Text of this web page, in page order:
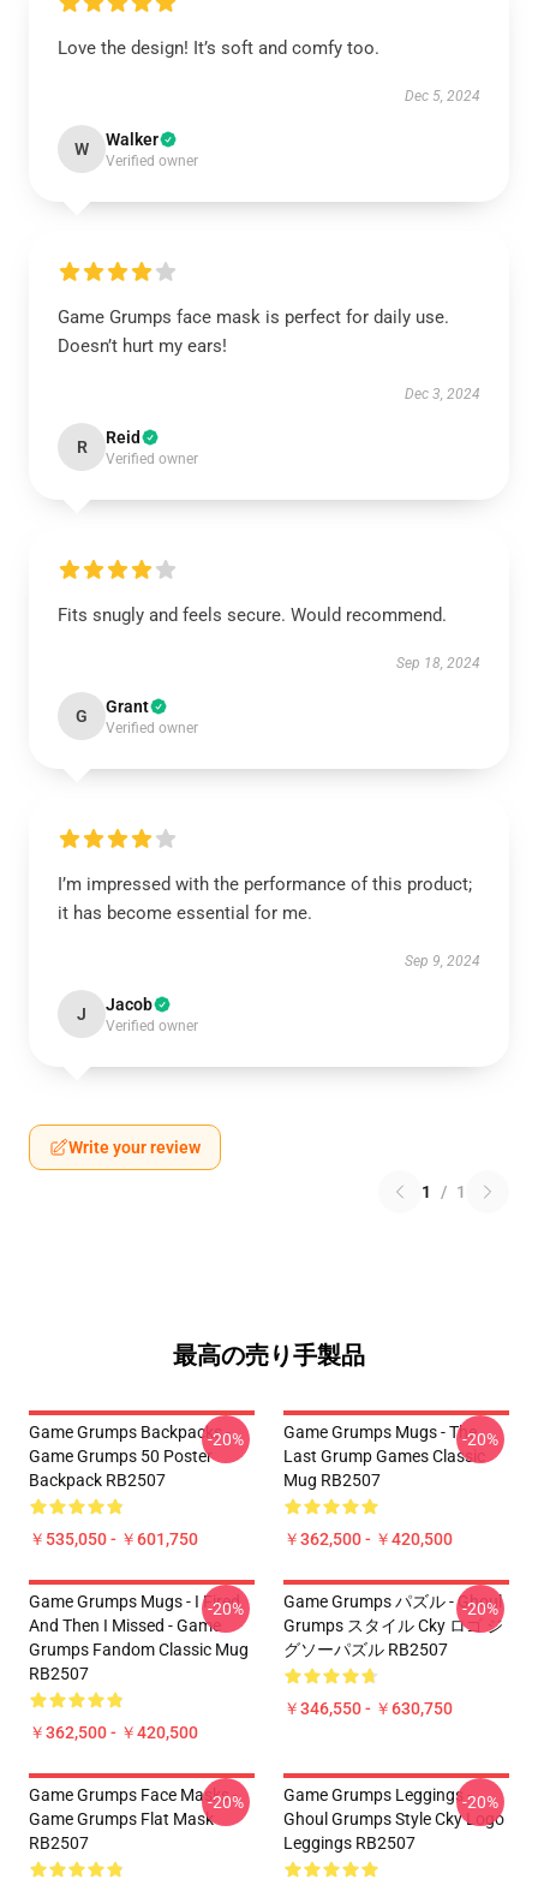
Love the design! It’s soft and comfy too.
Dec 5, 2024
W Walker
Verified owner
Game Grumps face mask is perfect for daily use.
Doesn’t hurt my ears!
Dec 3, 2024
R Reid
Verified owner
Fits snugly and feels secure. Would recommend.
Sep 18, 2024
G Grant
Verified owner
I’m impressed with the performance of this product;
it has become essential for me.
Sep 9, 2024
J Jacob
Verified owner
Write your review
1 / 1
最高の売り手製品
Game Grumps Backpacks -
Game Grumps 50 Poster
Backpack RB2507
￥535,050 - ￥601,750
-20%
Game Grumps Mugs - The
Last Grump Games Classic
Mug RB2507
￥362,500 - ￥420,500
-20%
Game Grumps Mugs - I Fired
And Then I Missed - Game
Grumps Fandom Classic Mug
RB2507
￥362,500 - ￥420,500
-20%
Game Grumps パズル - Ghoul
Grumps スタイル Cky ロゴ ジ
グソーパズル RB2507
￥346,550 - ￥630,750
-20%
Game Grumps Face Masks -
Game Grumps Flat Mask
RB2507
-20%
Game Grumps Leggings -
Ghoul Grumps Style Cky Logo
Leggings RB2507
-20%